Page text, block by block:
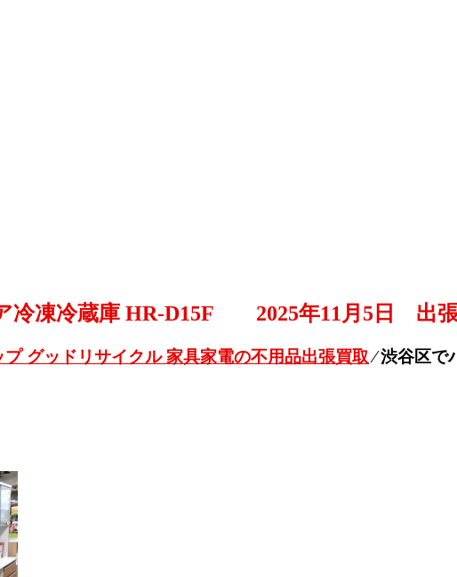
冷凍冷蔵庫 HR-D15F 2025年11月5日 出
グッドリサイクル 家具家電の不用品出張買取⁄渋谷区で